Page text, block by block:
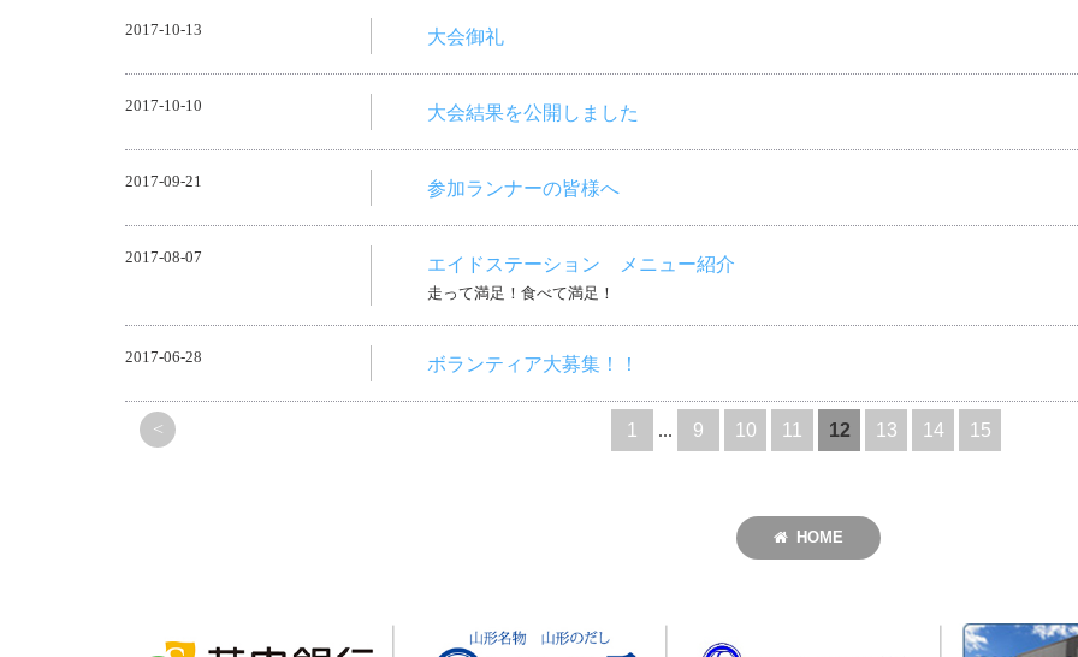
2017-10-13 大会御礼
2017-10-10 大会結果を公開しました
2017-09-21 参加ランナーの皆様へ
2017-08-07 エイドステーション メニュー紹介
走って満足！食べて満足！
2017-06-28 ボランティア大募集！！
< 1 ... 9 10 11 12 13 14 15
HOME